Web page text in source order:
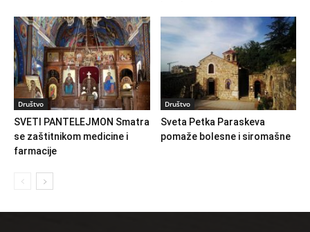
Društvo
SVETI PANTELEJMON Smatra
se zaštitnikom medicine i
farmacije
Društvo
Sveta Petka Paraskeva
pomaže bolesne i siromašne